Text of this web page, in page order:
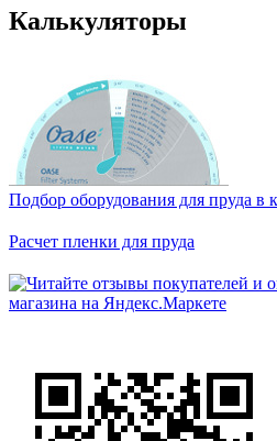
Калькуляторы
Подбор оборудования для пруда в
Расчет пленки для пруда